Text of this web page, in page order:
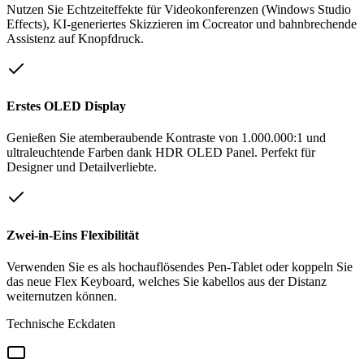
Nutzen Sie Echtzeiteffekte für Videokonferenzen (Windows Studio
Effects), KI-generiertes Skizzieren im Cocreator und bahnbrechende
Assistenz auf Knopfdruck.
Erstes OLED Display
Genießen Sie atemberaubende Kontraste von 1.000.000:1 und
ultraleuchtende Farben dank HDR OLED Panel. Perfekt für
Designer und Detailverliebte.
Zwei-in-Eins Flexibilität
Verwenden Sie es als hochauflösendes Pen-Tablet oder koppeln Sie
das neue Flex Keyboard, welches Sie kabellos aus der Distanz
weiternutzen können.
Technische Eckdaten